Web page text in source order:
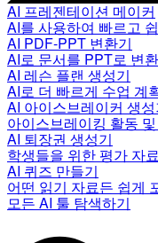
AI 프레젠테이션 메이커
AI를 사용하여 빠르고
AI PDF-PPT 변환기
AI로 문서를 PPT로 변
AI 레슨 플랜 생성기
AI로 더 빠르게 수업 계
AI 아이스브레이커 생성
아이스브레이킹 활동
AI 퇴장권 생성기
학생들을 위한 평가 자
AI 퀴즈 만들기
어떤 읽기 자료든 쉽게
모든 AI 툴 탐색하기